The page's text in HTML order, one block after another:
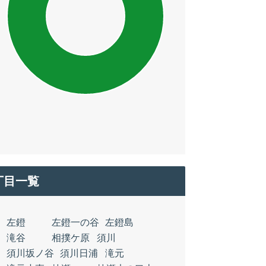
目一覧
左鐙 左鐙一の谷
左鐙島
滝谷
相撲ケ原
須川
須川坂ノ谷
須川日浦
滝元